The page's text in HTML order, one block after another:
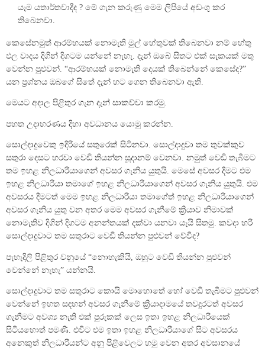
යෑම යතාර්තවාදීද ? මේ ගැන කරුණු මෙම ලිපියේ අඩංගු කර
තිබෙනවා.
කෙසේනමුත් ආරම්භයක් නොමැති මුල් හේතුවක් තිබෙනවා නම් හේතු
ඵල වාදය දිගින් දිගටම යන්නේ නැහැ. දැන් ඔබේ සිතට එක් සැකයක් මතු
වෙන්න පුළුවන්. “ආරම්භයක් නොමැති දෙයක් තිබෙන්නේ කෙසේද?”
යන ප්‍රශ්නය ඔබගේ සිතේ දැන් හට ගෙන තිබෙනවා ඇති.
මෙයට අදාල පිළිතුර ගැන දැන් සාකච්චා කරමු.
පහත උදාහරණය දිහා අවධානය යොමු කරන්න.
සොල්දාදුවෙකු ඉදිරියේ සතුරෙක් සිටිනවා. සොල්දාදුවා තම තුවක්කුව
සතුරා දෙසට හරවා වෙඩි තියන්න සූදානම් වෙනවා. නමුත් වෙඩි තැබීමට
තම ඉහළ නිලධාරියාගෙන් අවසර ගැනිය යුතුයි. මෙසේ අවසර දීමට එම
ඉහළ නිලධාරියා තමාගේ ඉහළ නිලධාරියාගෙන් අවසර ගැනිය යුතුයි. එම
අවසරය දීමටත් මෙම ඉහළ නිලධාරියා තමාගේත් ඉහළ නිලධාරියාගෙන්
අවසර ගැනිය යුතු වන අතර මෙම අවසර ගැනීමේ ක්‍රියාව නිමාවක්
නොමැතිව දිගින් දිගටම අනන්තයක් දක්වා යනවා යැයි සිතමු. කවදා හරි
සොල්දාදුවාට තම සතුරාට වෙඩි තියන්න පුළුවන් වේවිද?
පැහැදිලි පිළිතුර වනුයේ “නොහැකියි, ඔහුට වෙඩි තියන්න පුළුවන්
වෙන්නේ නැහැ” යන්නයි.
සොල්දාදුවාට තම සතුරාට කොයි මොහොතේ හෝ වෙඩි තැබීමට පුළුවන්
වෙන්නේ ඉහත සඳහන් අවසර ගැනීමේ ක්‍රියාදාමයේ තවදුරටත් අවසර
ගැනීමට අවශ්‍ය නැති එක් පුරුකක් ලෙස ඉතා ඉහළ නිලධාරියෙක්
සිටියහොත් පමණි. එවිට එම ඉතා ඉහළ නිලධාරියාගේ සිට අවසරය
අනෙකුත් නිලධාරියන්ට අනු පිළිවෙලට හමු වෙන අතර අවසානයේ